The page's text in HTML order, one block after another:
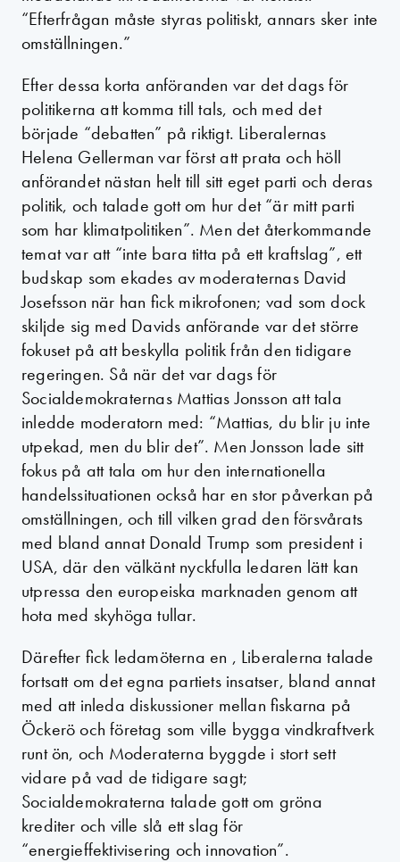
“Efterfrågan måste styras politiskt, annars sker inte
omställningen.”
Efter dessa korta anföranden var det dags för
politikerna att komma till tals, och med det
började “debatten” på riktigt. Liberalernas
Helena Gellerman var först att prata och höll
anförandet nästan helt till sitt eget parti och deras
politik, och talade gott om hur det “är mitt parti
som har klimatpolitiken”. Men det återkommande
temat var att “inte bara titta på ett kraftslag”, ett
budskap som ekades av moderaternas David
Josefsson när han fick mikrofonen; vad som dock
skiljde sig med Davids anförande var det större
fokuset på att beskylla politik från den tidigare
regeringen. Så när det var dags för
Socialdemokraternas Mattias Jonsson att tala
inledde moderatorn med: “Mattias, du blir ju inte
utpekad, men du blir det”. Men Jonsson lade sitt
fokus på att tala om hur den internationella
handelssituationen också har en stor påverkan på
omställningen, och till vilken grad den försvårats
med bland annat Donald Trump som president i
USA, där den välkänt nyckfulla ledaren lätt kan
utpressa den europeiska marknaden genom att
hota med skyhöga tullar.
Därefter fick ledamöterna en , Liberalerna talade
fortsatt om det egna partiets insatser, bland annat
med att inleda diskussioner mellan fiskarna på
Öckerö och företag som ville bygga vindkraftverk
runt ön, och Moderaterna byggde i stort sett
vidare på vad de tidigare sagt;
Socialdemokraterna talade gott om gröna
krediter och ville slå ett slag för
“energieffektivisering och innovation”.